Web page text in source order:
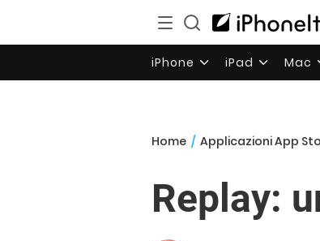
iPhone iPad Mac
Home / Applicazioni App
Replay: